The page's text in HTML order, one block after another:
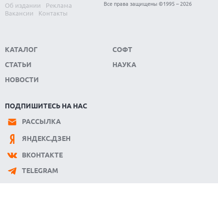
Об издании
Реклама
Вакансии
Контакты
Все права защищены ©1995 – 2026
КАТАЛОГ
СТАТЬИ
НОВОСТИ
СОФТ
НАУКА
ПОДПИШИТЕСЬ НА НАС
РАССЫЛКА
ЯНДЕКС.ДЗЕН
ВКОНТАКТЕ
TELEGRAM